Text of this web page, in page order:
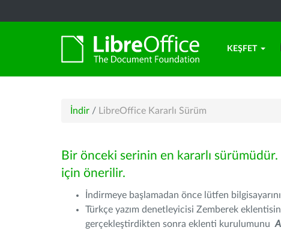
KEŞFET
İndir / LibreOffice Kararlı Sürüm
Bir önceki serinin en kararlı
için önerilir.
İndirmeye başlamadan önce lütfen
Türkçe yazım denetleyicisi Zemberek
gerçekleştirdikten sonra eklenti kurulumunu